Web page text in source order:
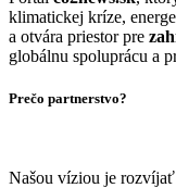
klimatickej kríze,
a otvára priestor pre
globálnu spoluprácu a
Prečo partnerstvo?
Našou víziou je